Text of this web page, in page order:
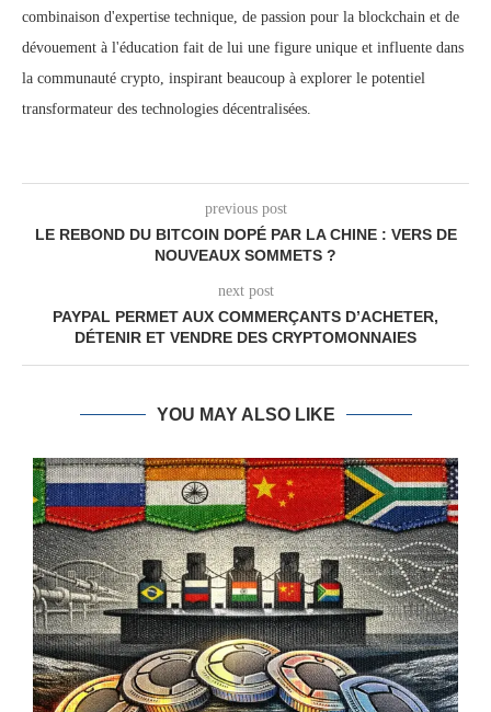
combinaison d'expertise technique, de passion pour la blockchain et de
dévouement à l'éducation fait de lui une figure unique et influente dans
la communauté crypto, inspirant beaucoup à explorer le potentiel
transformateur des technologies décentralisées.
previous post
LE REBOND DU BITCOIN DOPÉ PAR LA CHINE : VERS DE
NOUVEAUX SOMMETS ?
next post
PAYPAL PERMET AUX COMMERÇANTS D’ACHETER,
DÉTENIR ET VENDRE DES CRYPTOMONNAIES
YOU MAY ALSO LIKE